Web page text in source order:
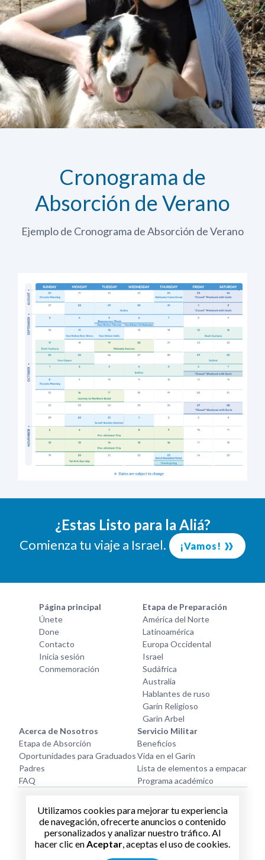
Cronograma de
Absorción de Verano
Ejemplo de Cronograma de Absorción de Verano
¿Estas Listo para la Aliá?
Comienza tu viaje a Israel. ¡Vamos!
Página principal
Únete
Done
Contacto
Inicia sesión
Conmemoración
Etapa de Preparación
América del Norte
Latinoamérica
Europa Occidental
Israel
Sudáfrica
Australia
Hablantes de ruso
Garín Religioso
Garin Arbel
Acerca de Nosotros
Etapa de Absorción
Oportunidades para Graduados
Padres
FAQ
Servicio Militar
Beneficios
Vida en el Garín
Lista de elementos a empacar
Programa académico
Sede Principal
49 Lochami Galipoli Street, Tel-Aviv
garintzabar@israelscouts.org
+972 54 244 1192
Utilizamos cookies para mejorar tu experiencia
de navegación, ofrecerte anuncios o contenido
personalizados y analizar nuestro tráfico. Al
hacer clic enAceptar, aceptas el uso de cookies.